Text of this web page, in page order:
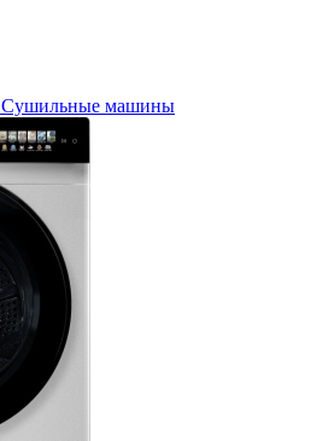
Сушильные машины